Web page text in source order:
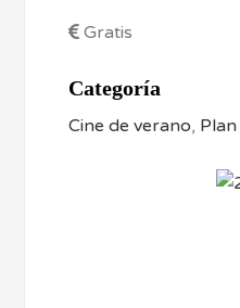
Gratis
Categoría
Cine de verano,